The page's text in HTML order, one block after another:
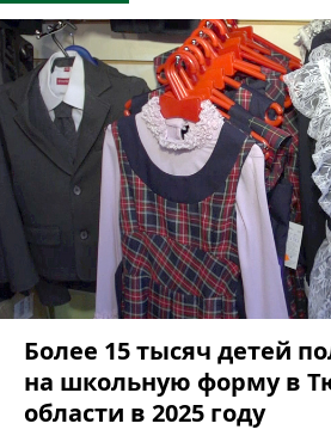
Более 15 тысяч детей
на школьную форму в
области в 2025 году